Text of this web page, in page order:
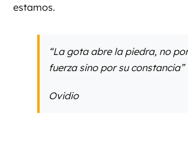
estamos.
“La gota abre la piedra, no
fuerza sino por su constancia”
Ovidio